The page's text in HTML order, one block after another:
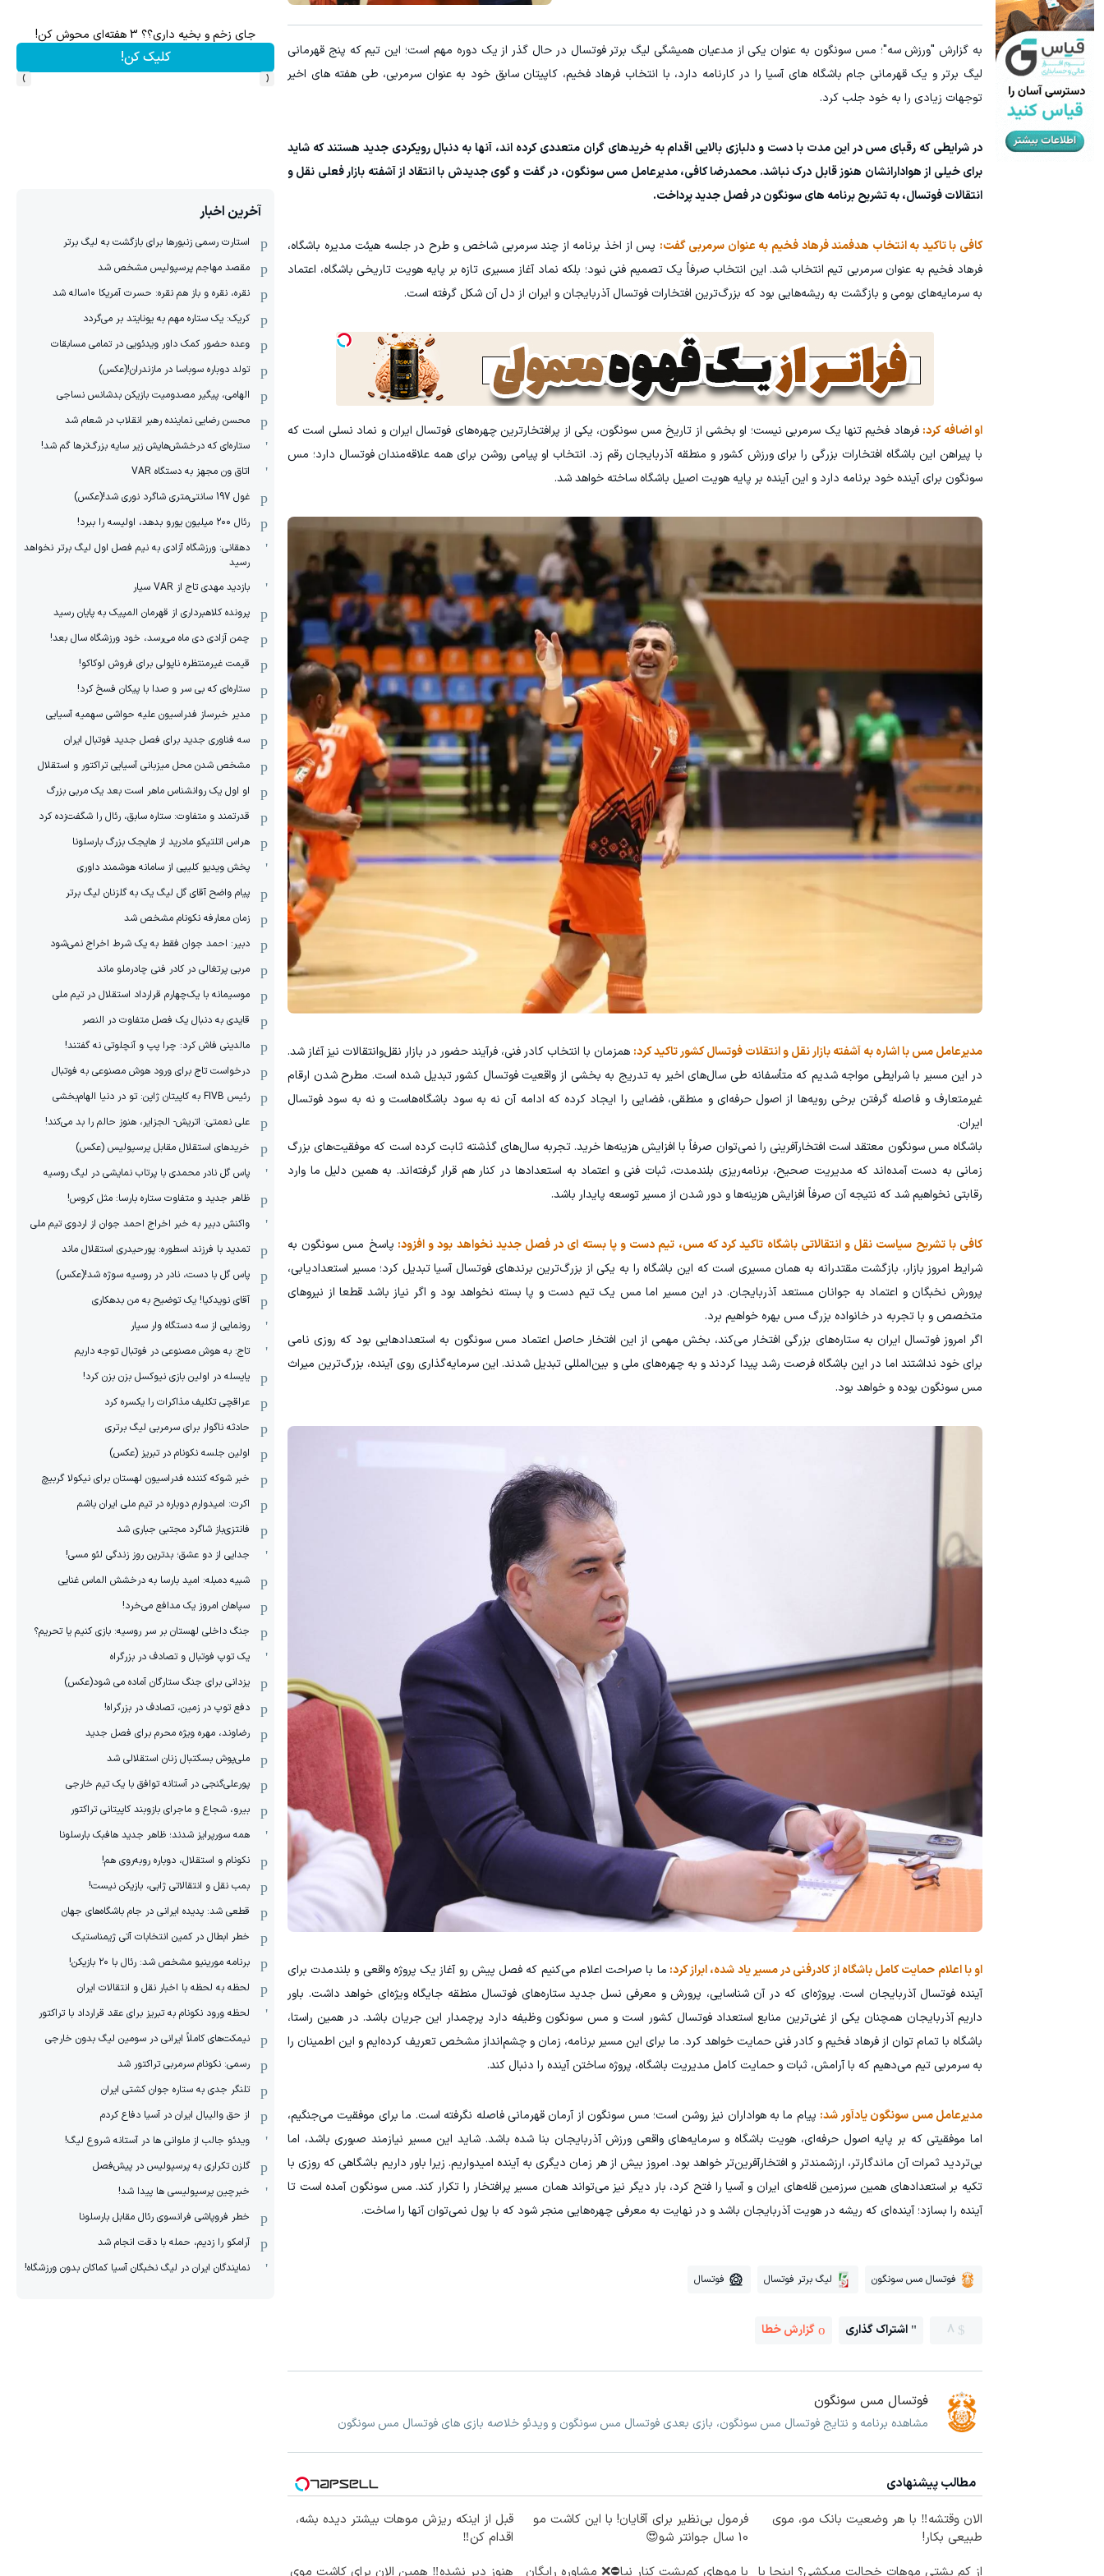
به گزارش "ورزش سه"؛ مس سونگون به عنوان یکی از مدعیان همیشگی لیگ برتر فوتسال در حال گذر از یک دوره مهم است؛ این تیم که پنج قهرمانی
لیگ برتر و یک قهرمانی جام باشگاه های آسیا را در کارنامه دارد، با انتخاب فرهاد فخیم، کاپیتان سابق خود به عنوان سرمربی، طی هفته های اخیر
توجهات زیادی را به خود جلب کرد.
در شرایطی که رقبای مس در این مدت با دست و دلبازی بالایی اقدام به خریدهای گران متعددی کرده اند، آنها به دنبال رویکردی جدید هستند که شاید
برای خیلی از هوادارانشان هنوز قابل درک نباشد. محمدرضا کافی، مدیرعامل مس سونگون، در گفت و گوی جدیدش با انتقاد از آشفته بازار فعلی نقل و
انتقالات فوتسال، به تشریح برنامه های سونگون در فصل جدید پرداخت.
کافی با تاکید به انتخاب هدفمند فرهاد فخیم به عنوان سرمربی گفت: پس از اخذ برنامه از چند سرمربی شاخص و طرح در جلسه هیئت مدیره باشگاه،
فرهاد فخیم به عنوان سرمربی تیم انتخاب شد. این انتخاب صرفاً یک تصمیم فنی نبود؛ بلکه نماد آغاز مسیری تازه بر پایه هویت تاریخی باشگاه، اعتماد
به سرمایه‌های بومی و بازگشت به ریشه‌هایی بود که بزرگ‌ترین افتخارات فوتسال آذربایجان و ایران از دل آن شکل گرفته است.
او اضافه کرد: فرهاد فخیم تنها یک سرمربی نیست؛ او بخشی از تاریخ مس سونگون، یکی از پرافتخارترین چهره‌های فوتسال ایران و نماد نسلی است که
با پیراهن این باشگاه افتخارات بزرگی را برای ورزش کشور و منطقه آذربایجان رقم زد. انتخاب او پیامی روشن برای همه علاقه‌مندان فوتسال دارد؛ مس
سونگون برای آینده خود برنامه دارد و این آینده بر پایه هویت اصیل باشگاه ساخته خواهد شد.
مدیرعامل مس با اشاره به آشفته بازار نقل و انتقلات فوتسال کشور تاکید کرد: همزمان با انتخاب کادر فنی، فرآیند حضور در بازار نقل‌وانتقالات نیز آغاز شد.
در این مسیر با شرایطی مواجه شدیم که متأسفانه طی سال‌های اخیر به تدریج به بخشی از واقعیت فوتسال کشور تبدیل شده است. مطرح شدن ارقام
غیرمتعارف و فاصله گرفتن برخی رویه‌ها از اصول حرفه‌ای و منطقی، فضایی را ایجاد کرده که ادامه آن نه به سود باشگاه‌هاست و نه به سود فوتسال
ایران.
باشگاه مس سونگون معتقد است افتخارآفرینی را نمی‌توان صرفاً با افزایش هزینه‌ها خرید. تجربه سال‌های گذشته ثابت کرده است که موفقیت‌های بزرگ
زمانی به دست آمده‌اند که مدیریت صحیح، برنامه‌ریزی بلندمدت، ثبات فنی و اعتماد به استعدادها در کنار هم قرار گرفته‌اند. به همین دلیل ما وارد
رقابتی نخواهیم شد که نتیجه آن صرفاً افزایش هزینه‌ها و دور شدن از مسیر توسعه پایدار باشد.
کافی با تشریح سیاست نقل و انتقالاتی باشگاه تاکید کرد که مس، تیم دست و پا بسته ای در فصل جدید نخواهد بود و افزود: پاسخ مس سونگون به
شرایط امروز بازار، بازگشت مقتدرانه به همان مسیری است که این باشگاه را به یکی از بزرگ‌ترین برندهای فوتسال آسیا تبدیل کرد؛ مسیر استعدادیابی،
پرورش نخبگان و اعتماد به جوانان مستعد آذربایجان. در این مسیر اما مس یک تیم دست و پا بسته نخواهد بود و اگر نیاز باشد قطعا از نیروهای
متخصص و با تجربه در خانواده بزرگ مس بهره خواهیم برد.
اگر امروز فوتسال ایران به ستاره‌های بزرگی افتخار می‌کند، بخش مهمی از این افتخار حاصل اعتماد مس سونگون به استعدادهایی بود که روزی نامی
برای خود نداشتند اما در این باشگاه فرصت رشد پیدا کردند و به چهره‌های ملی و بین‌المللی تبدیل شدند. این سرمایه‌گذاری روی آینده، بزرگ‌ترین میراث
مس سونگون بوده و خواهد بود.
او با اعلام حمایت کامل باشگاه از کادرفنی در مسیر یاد شده، ابراز کرد: ما با صراحت اعلام می‌کنیم که فصل پیش رو آغاز یک پروژه واقعی و بلندمدت برای
آینده فوتسال آذربایجان است. پروژه‌ای که در آن شناسایی، پرورش و معرفی نسل جدید ستاره‌های فوتسال منطقه جایگاه ویژه‌ای خواهد داشت. باور
داریم آذربایجان همچنان یکی از غنی‌ترین منابع استعداد فوتسال کشور است و مس سونگون وظیفه دارد پرچمدار این جریان باشد. در همین راستا،
باشگاه با تمام توان از فرهاد فخیم و کادر فنی حمایت خواهد کرد. ما برای این مسیر برنامه، زمان و چشم‌انداز مشخص تعریف کرده‌ایم و این اطمینان را
به سرمربی تیم می‌دهیم که با آرامش، ثبات و حمایت کامل مدیریت باشگاه، پروژه ساختن آینده را دنبال کند.
مدیرعامل مس سونگون یادآور شد: پیام ما به هواداران نیز روشن است؛ مس سونگون از آرمان قهرمانی فاصله نگرفته است. ما برای موفقیت می‌جنگیم،
اما موفقیتی که بر پایه اصول حرفه‌ای، هویت باشگاه و سرمایه‌های واقعی ورزش آذربایجان بنا شده باشد. شاید این مسیر نیازمند صبوری باشد، اما
بی‌تردید ثمرات آن ماندگارتر، ارزشمندتر و افتخارآفرین‌تر خواهد بود. امروز بیش از هر زمان دیگری به آینده امیدواریم. زیرا باور داریم باشگاهی که روزی با
تکیه بر استعدادهای همین سرزمین قله‌های ایران و آسیا را فتح کرد، بار دیگر نیز می‌تواند همان مسیر پرافتخار را تکرار کند. مس سونگون آمده است تا
آینده را بسازد؛ آینده‌ای که ریشه در هویت آذربایجان باشد و در نهایت به معرفی چهره‌هایی منجر شود که با پول نمی‌توان آنها را ساخت.
فوتسال مس سونگون لیگ برتر فوتسال فوتسال
8 اشتراک گذاری گزارش خطا
فوتسال مس سونگون
مشاهده برنامه و نتایج فوتسال مس سونگون، بازی بعدی فوتسال مس سونگون و ویدئو خلاصه بازی های فوتسال مس سونگون
مطالب پیشنهادی
الان وقتشه‼️ با هر وضعیت بانک مو، موی
طبیعی بکار!
فرمول بی‌نظیر برای آقایان! با این کاشت مو
10 سال جوانتر شو😍
قبل از اینکه ریزش موهات بیشتر دیده بشه،
اقدام کن‼️
از کم پشتی موهات خجالت میکشی؟ اینجا با با موهای کم‌پشت کنار نیا⛔️❌ مشاوره رایگان هنوز دیر نشده‼️ همین الان برای کاشت موی
جای این پک تقویت موی جلبک توی حمومت خالیه!45%تخفیف
خرید محصول رزرو آنلاین کلیک کن!
جای زخم و بخیه داری؟؟ 3 هفته‌ای محوش کن!
کلیک کن!
‹
›
آخرین اخبار
استارت رسمی زنبورها برای بازگشت به لیگ برتر
مقصد مهاجم پرسپولیس مشخص شد
نقره، نقره و باز هم نقره: حسرت آمریکا ۱۰‌ساله شد
کریک: یک ستاره مهم به یونایتد بر می‌گردد
وعده حضور کمک داور ویدئویی در تمامی مسابقات
تولد دوباره سوباسا در مازندران!(عکس)
الهامی، پیگیر مصدومیت بازیکن بدشانس نساجی
محسن رضایی نماینده رهبر انقلاب در شعام شد
ستاره‌ای که درخشش‌هایش زیر سایه بزرگ‌ترها گم شد!
اتاق ون مجهز به دستگاه VAR
غول 197 سانتی‌متری شاگرد نوری شد!(عکس)
رئال ۲۰۰ میلیون یورو بدهد، اولیسه را ببرد!
دهقانی: ورزشگاه آزادی به نیم فصل اول لیگ برتر نخواهد
رسید
بازدید مهدی تاج از VAR سیار
پرونده کلاهبرداری از قهرمان المپیک به پایان رسید
چمن آزادی دی ماه می‌رسد، خود ورزشگاه سال بعد!
قیمت غیرمنتظره ناپولی برای فروش لوکاکو!
ستاره‌ای که بی سر و صدا با پیکان فسخ کرد!
مدیر خبرساز فدراسیون علیه حواشی سهمیه آسیایی
سه فناوری جدید برای فصل جدید فوتبال ایران
مشخص شدن محل میزبانی آسیایی تراکتور و استقلال
او اول یک روانشناس ماهر است بعد یک مربی بزرگ
قدرتمند و متفاوت: ستاره سابق، رئال را شگفت‌زده کرد
هراس اتلتیکو مادرید از هایجک بزرگ بارسلونا
پخش ویدیو کلیپی از سامانه هوشمند داوری
پیام واضح آقای گل لیگ یک به گلزنان لیگ برتر
زمان معارفه نکونام مشخص شد
دبیر: احمد جوان فقط به یک شرط اخراج نمی‌شود
مربی پرتغالی در کادر فنی چادرملو ماند
موسیمانه با یک‌چهارم قرارداد استقلال در تیم ملی
قایدی به دنبال یک فصل متفاوت در النصر
مالدینی فاش کرد: چرا پپ و آنچلوتی نه گفتند!
درخواست تاج برای ورود هوش مصنوعی به فوتبال
رئیس FIVB به کاپیتان ژاپن: تو در دنیا الهام‌بخشی
علی نعمتی: اتریش- الجزایر، هنوز حالم را بد می‌کند!
خریدهای استقلال مقابل پرسپولیس (عکس)
پاس گل نادر محمدی با پرتاب نمایشی در لیگ روسیه
ظاهر جدید و متفاوت ستاره بارسا: مثل کروس!
واکنش دبیر به خبر اخراج احمد جوان از اردوی تیم ملی
تمدید با فرزند اسطوره: پورحیدری استقلال ماند
پاس گل با دست، نادر در روسیه سوژه شد!(عکس)
آقای نویدکیا! یک توضیح به من بدهکاری
رونمایی از سه دستگاه وار سیار
تاج: به هوش مصنوعی در فوتبال توجه داریم
یایسله در اولین بازی نیوکسل بزن بزن کرد!
عراقچی تکلیف مذاکرات را یکسره کرد
حادثه ناگوار برای سرمربی لیگ برتری
اولین جلسه نکونام در تبریز (عکس)
خبر شوکه کننده فدراسیون لهستان برای نیکولا گربیچ
اکرت: امیدوارم دوباره در تیم ملی ایران باشم
فانتزی‌باز شاگرد مجتبی جباری شد
جدایی از دو عشق؛ بدترین روز زندگی لئو مسی!
شبیه دمبله: امید بارسا به درخشش الماس غنایی
سپاهان امروز یک مدافع می‌خرد!
جنگ داخلی لهستان بر سر روسیه: بازی کنیم یا تحریم؟
یک توپ فوتبال و تصادف در بزرگراه
یزدانی برای جنگ ستارگان آماده می شود(عکس)
دفع توپ در زمین، تصادف در بزرگراه!
رضاوند، مهره ویژه محرم برای فصل جدید
ملی‌پوش بسکتبال زنان استقلالی شد
پورعلی‌گنجی در آستانه توافق با یک تیم خارجی
بیرو، شجاع و ماجرای بازوبند کاپیتانی تراکتور
همه سورپرایز شدند؛ ظاهر جدید هافبک بارسلونا
نکونام و استقلال، دوباره روبه‌روی هم!
بمب نقل و انتقالاتی ژابی، بازیکن نیست!
قطعی شد: پدیده ایرانی در جام باشگاه‌های جهان
خطر ابطال در کمین انتخابات آتی ژیمناستیک
برنامه مورینیو مشخص شد: رئال با ۲۰ بازیکن!
لحظه به لحظه با اخبار نقل و انتقالات ایران
لحظه ورود نکونام به تبریز برای عقد قرارداد با تراکتور
نیمکت‌های کاملاً ایرانی در سومین لیگ بدون خارجی
رسمی: نکونام سرمربی تراکتور شد
تلنگر جدی به ستاره جوان کشتی ایران
از حق والیبال ایران در آسیا دفاع کردم
ویدئو جالب از ملوانی ها در آستانه شروع لیگ!
گلزن تکراری به پرسپولیس در پیش‌فصل
خبرچین پرسپولیسی ها پیدا شد!
خطر فروپاشی فرانسوی رئال مقابل بارسلونا
آرامکو را زدیم، حمله با دقت انجام شد
نمایندگان ایران در لیگ نخبگان آسیا کماکان بدون ورزشگاه!